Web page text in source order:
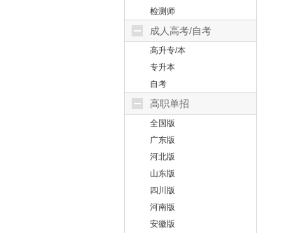
检测师
成人高考/自考
高升专/本
专升本
自考
高职单招
全国版
广东版
河北版
山东版
四川版
河南版
安徽版